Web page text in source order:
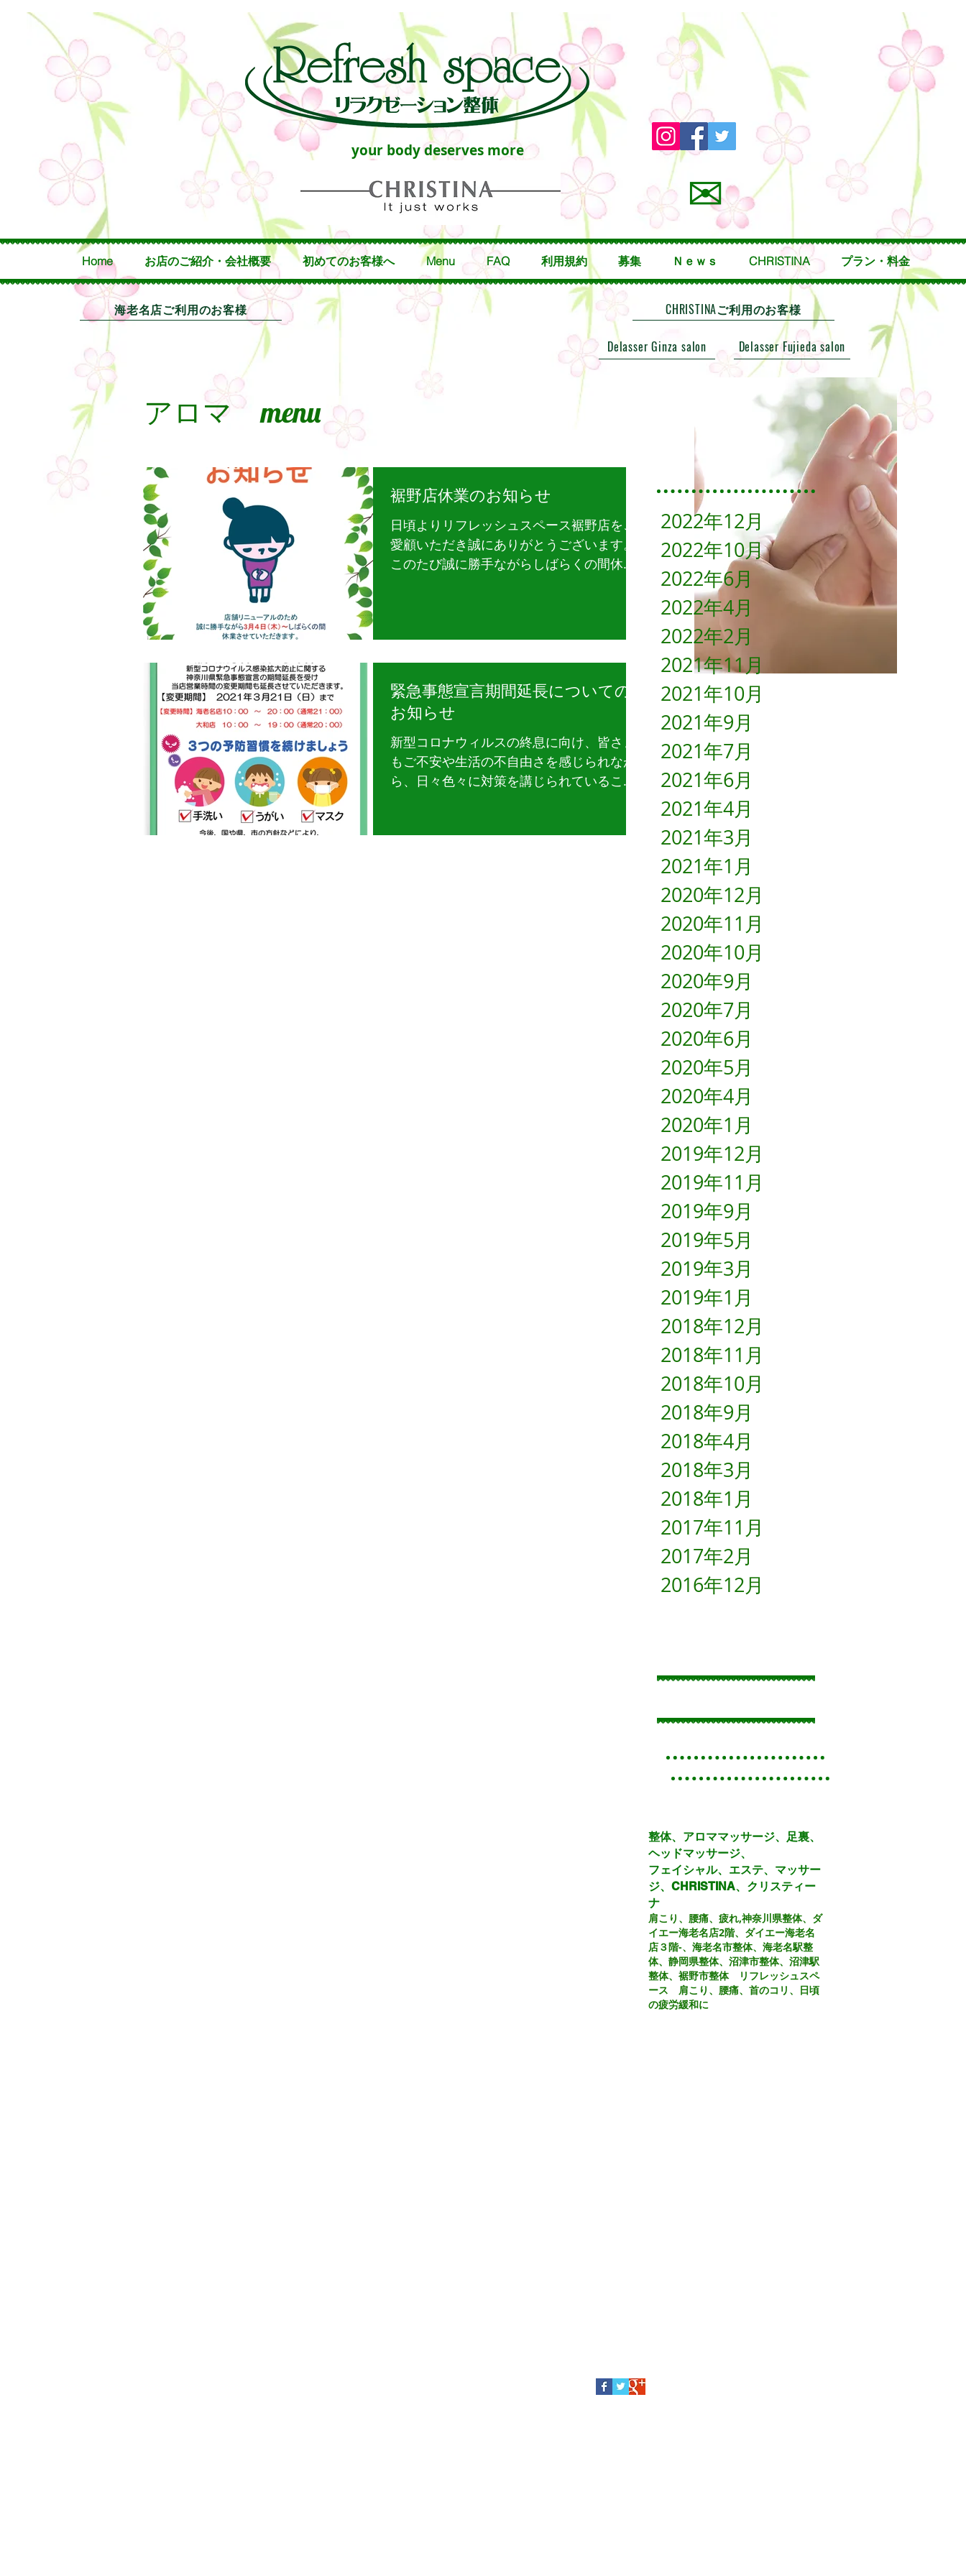
✉
your body deserves more
Home お店のご紹介・会社概要 初めてのお客様へ Menu FAQ 利用規約 募集 Ｎｅｗｓ CHRISTINA プラン・料金
海老名店ご利用のお客様 CHRISTINAご利用のお客様
Delasser Ginza salon Delasser Fujieda salon
アロマ menu
裾野店休業のお知らせ
日頃よりリフレッシュスペース裾野店をご
愛顧いただき誠にありがとうございます。
このたび誠に勝手ながらしばらくの間休業
緊急事態宣言期間延長についての
お知らせ
新型コロナウィルスの終息に向け、皆さま
もご不安や生活の不自由さを感じられなが
ら、日々色々に対策を講じられていること
奈川県の緊急事態宣言期間延長のため、海
2022年12月
2022年10月
2022年6月
2022年4月
2022年2月
2021年11月
2021年10月
2021年9月
2021年7月
2021年6月
2021年4月
2021年3月
2021年1月
2020年12月
2020年11月
2020年10月
2020年9月
2020年7月
2020年6月
2020年5月
2020年4月
2020年1月
2019年12月
2019年11月
2019年9月
2019年5月
2019年3月
2019年1月
2018年12月
2018年11月
2018年10月
2018年9月
2018年4月
2018年3月
2018年1月
2017年11月
2017年2月
2016年12月
整体、アロママッサージ、足裏、
ヘッドマッサージ、
フェイシャル、エステ、マッサー
ジ、CHRISTINA、クリスティー
ナ
肩こり、腰痛、疲れ,神奈川県整体、ダ
イエー海老名店2階、ダイエー海老名
店３階-、 海老名市整体、海老名駅整
体、静岡県整体、沼津市整体、沼津駅
整体、裾野市整体 リフレッシュスペ
ース 肩こり、腰痛、首のコリ、日頃
の疲労緩和に